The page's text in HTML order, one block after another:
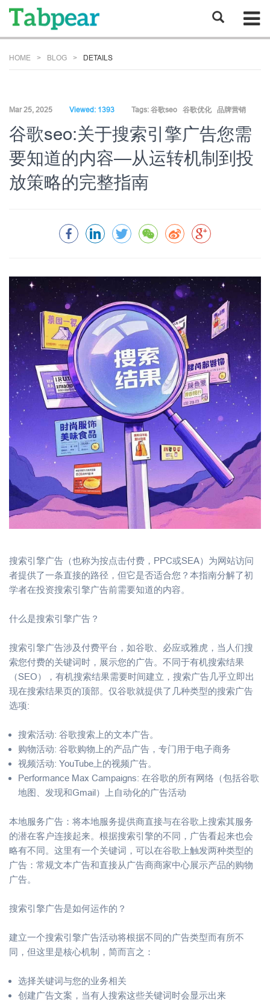
HOME BLOG DETAILS
Mar 25, 2025 Viewed: 1393 Tags: 谷歌seo 谷歌优化 品牌营销
谷歌seo:关于搜索引擎广告您需
要知道的内容—从运转机制到投
放策略的完整指南
搜索引擎广告（也称为按点击付费，PPC或SEA）为网站访问
者提供了一条直接的路径，但它是否适合您？本指南分解了初
学者在投资搜索引擎广告前需要知道的内容。
什么是搜索引擎广告？
搜索引擎广告涉及付费平台，如谷歌、必应或雅虎，当人们搜
索您付费的关键词时，展示您的广告。不同于有机搜索结果
（SEO），有机搜索结果需要时间建立，搜索广告几乎立即出
现在搜索结果页的顶部。仅谷歌就提供了几种类型的搜索广告
选项:
搜索活动: 谷歌搜索上的文本广告。
购物活动: 谷歌购物上的产品广告，专门用于电子商务
视频活动: YouTube上的视频广告。
Performance Max Campaigns: 在谷歌的所有网络（包括谷歌
地图、发现和Gmail）上自动化的广告活动
本地服务广告：将本地服务提供商直接与在谷歌上搜索其服务
的潜在客户连接起来。根据搜索引擎的不同，广告看起来也会
略有不同。这里有一个关键词，可以在谷歌上触发两种类型的
广告：常规文本广告和直接从广告商商家中心展示产品的购物
广告。
搜索引擎广告是如何运作的？
建立一个搜索引擎广告活动将根据不同的广告类型而有所不
同，但这里是核心机制，简而言之：
选择关键词与您的业务相关
创建广告文案，当有人搜索这些关键词时会显示出来